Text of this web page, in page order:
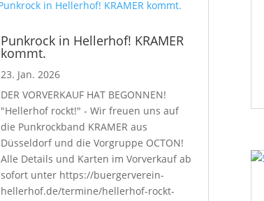
Punkrock in Hellerhof! KRAMER
kommt.
23. Jan. 2026
DER VORVERKAUF HAT BEGONNEN!
"Hellerhof rockt!" - Wir freuen uns auf
die Punkrockband KRAMER aus
Düsseldorf und die Vorgruppe OCTON!
Alle Details und Karten im Vorverkauf ab
sofort unter https://buergerverein-
hellerhof.de/termine/hellerhof-rockt-